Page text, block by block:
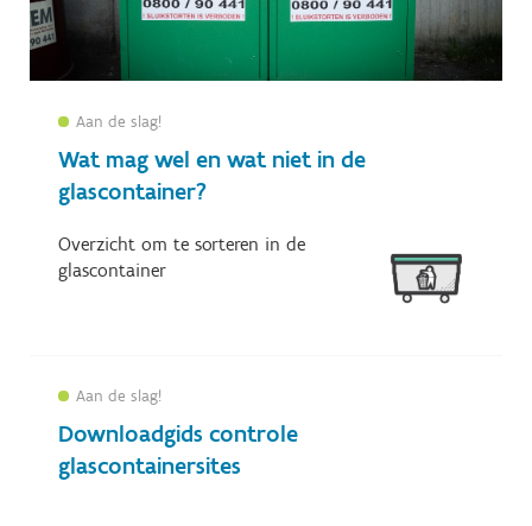
Wat mag wel en wat niet in de
glascontainer?
Aan de slag!
Overzicht om te sorteren in de
glascontainer
Downloadgids controle
glascontainersites
Aan de slag!
Filters
Jaar
2019 2020